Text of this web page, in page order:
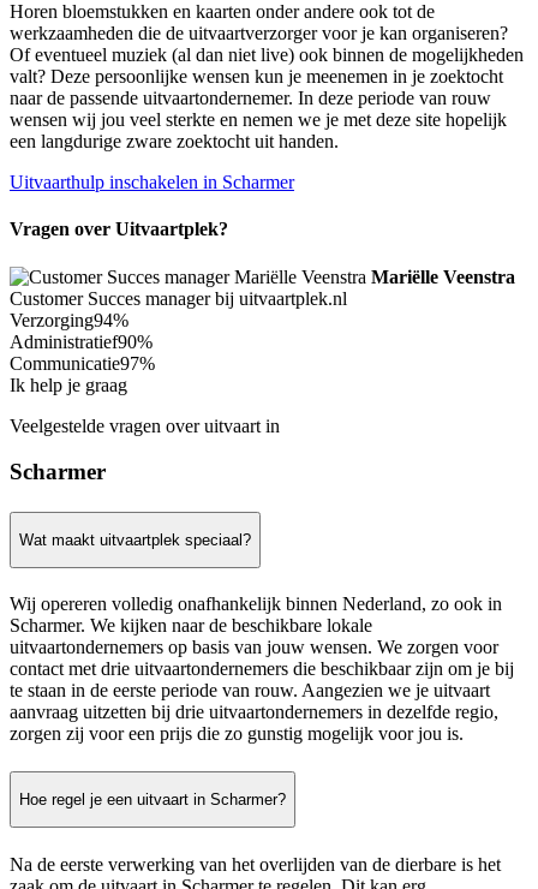
Horen bloemstukken en kaarten onder andere ook tot de
werkzaamheden die de uitvaartverzorger voor je kan organiseren?
Of eventueel muziek (al dan niet live) ook binnen de mogelijkheden
valt? Deze persoonlijke wensen kun je meenemen in je zoektocht
naar de passende uitvaartondernemer. In deze periode van rouw
wensen wij jou veel sterkte en nemen we je met deze site hopelijk
een langdurige zware zoektocht uit handen.
Uitvaarthulp inschakelen in Scharmer
Vragen over Uitvaartplek?
Mariëlle Veenstra
Customer Succes manager bij uitvaartplek.nl
Verzorging94%
Administratief90%
Communicatie97%
Ik help je graag
Veelgestelde vragen over uitvaart in
Scharmer
Wat maakt uitvaartplek speciaal?
Wij opereren volledig onafhankelijk binnen Nederland, zo ook in
Scharmer. We kijken naar de beschikbare lokale
uitvaartondernemers op basis van jouw wensen. We zorgen voor
contact met drie uitvaartondernemers die beschikbaar zijn om je bij
te staan in de eerste periode van rouw. Aangezien we je uitvaart
aanvraag uitzetten bij drie uitvaartondernemers in dezelfde regio,
zorgen zij voor een prijs die zo gunstig mogelijk voor jou is.
Hoe regel je een uitvaart in Scharmer?
Na de eerste verwerking van het overlijden van de dierbare is het